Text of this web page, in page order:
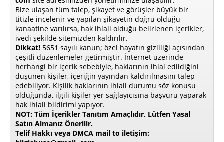
Bize ulaşan tüm talep, şikayet ve görüşler büyük bir
titizle incelenir ve yapılan şikayetin doğru olduğu
kanaatine varılırsa, hak ihlali olduğu belirlenen içerikler,
ivedi şekilde sitemizden kaldırılır.
Dikkat! 5651 sayılı kanun; özel hayatın gizliliği açısından
çeşitli düzenlemeler getirmiştir. İnternet üzerinde
herhangi bir içerik sebebiyle, haklarının ihlal edildiğini
düşünen kişiler, içeriğin yayından kaldırılmasını talep
edebiliyor. Kişilik haklarının ihlali durumu söz konusu
olduğunda, ilgili kişiler yer sağlayıcısına başvuru yaparak
hak ihlali bildirimi yapıyor.
NOT: Tüm İçerikler Tanıtım Amaçlıdır, Lütfen Yasal
Satın Almanız Önerilir.
Telif Hakkı veya DMCA mail to iletişim: